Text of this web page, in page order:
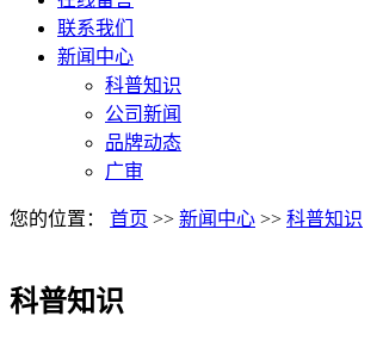
联系我们
新闻中心
科普知识
公司新闻
品牌动态
广审
您的位置： 首页 >> 新闻中心 >> 科普知识
科普知识